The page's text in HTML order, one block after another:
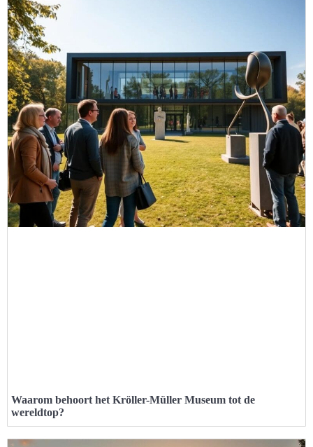
Waarom behoort het Kröller-Müller Museum tot de
wereldtop?